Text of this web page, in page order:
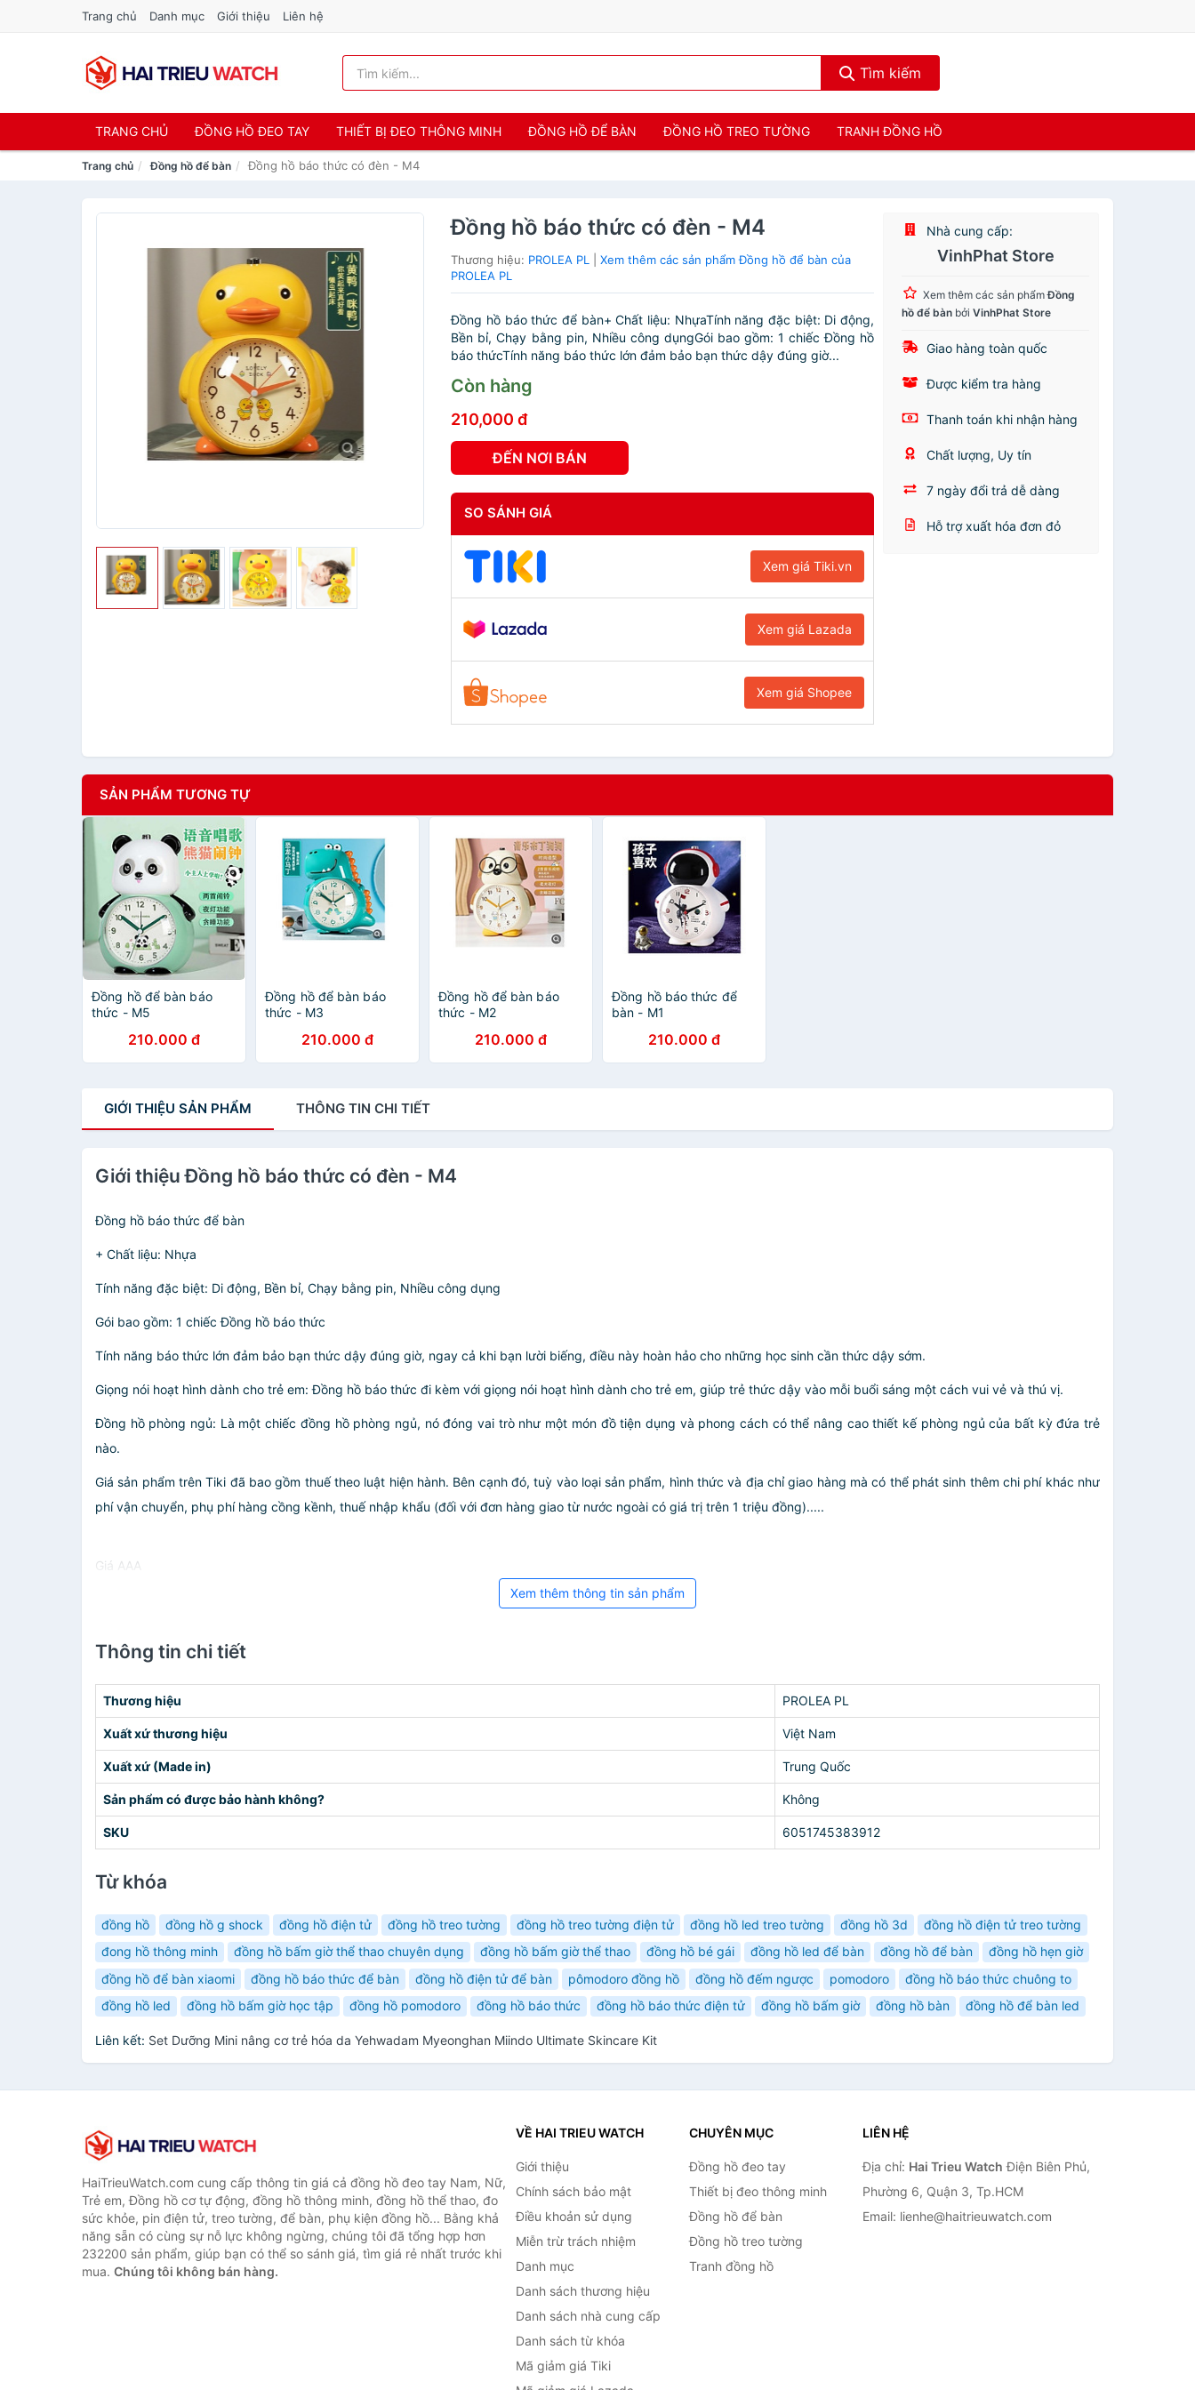
Trang chủ Danh mục Giới thiệu Liên hệ
Tìm kiếm
TRANG CHỦ ĐỒNG HỒ ĐEO TAY THIẾT BỊ ĐEO THÔNG MINH ĐỒNG HỒ ĐỂ BÀN ĐỒNG HỒ TREO TƯỜNG TRANH ĐỒNG HỒ
Trang chủ Đồng hồ để bàn Đồng hồ báo thức có đèn - M4
Đồng hồ báo thức có đèn - M4
Thương hiệu: PROLEA PL |Xem thêm các sản phẩm Đồng hồ để bàn của
PROLEA PL
Đồng hồ báo thức để bàn+ Chất liệu: NhựaTính năng đặc biệt: Di động,
Bền bỉ, Chạy bằng pin, Nhiều công dụngGói bao gồm: 1 chiếc Đồng hồ
báo thứcTính năng báo thức lớn đảm bảo bạn thức dậy đúng giờ...
Còn hàng
210,000 đ
ĐẾN NƠI BÁN
SO SÁNH GIÁ
Xem giá Tiki.vn
Xem giá Lazada
Xem giá Shopee
Nhà cung cấp:
VinhPhat Store
Xem thêm các sản phẩmĐồng
hồ để bàn bởiVinhPhat Store
Giao hàng toàn quốc
Được kiểm tra hàng
Thanh toán khi nhận hàng
Chất lượng, Uy tín
7 ngày đổi trả dễ dàng
Hỗ trợ xuất hóa đơn đỏ
SẢN PHẨM TƯƠNG TỰ
Đồng hồ để bàn báo
thức - M5
210.000 đ
Đồng hồ để bàn báo
thức - M3
210.000 đ
Đồng hồ để bàn báo
thức - M2
210.000 đ
Đồng hồ báo thức để
bàn - M1
210.000 đ
GIỚI THIỆU SẢN PHẨM THÔNG TIN CHI TIẾT
Giới thiệu Đồng hồ báo thức có đèn - M4
Đồng hồ báo thức để bàn
+ Chất liệu: Nhựa
Tính năng đặc biệt: Di động, Bền bỉ, Chạy bằng pin, Nhiều công dụng
Gói bao gồm: 1 chiếc Đồng hồ báo thức
Tính năng báo thức lớn đảm bảo bạn thức dậy đúng giờ, ngay cả khi bạn lười biếng, điều này hoàn hảo cho những học sinh cần thức dậy sớm.
Giọng nói hoạt hình dành cho trẻ em: Đồng hồ báo thức đi kèm với giọng nói hoạt hình dành cho trẻ em, giúp trẻ thức dậy vào mỗi buổi sáng một cách vui vẻ và thú vị.
Đồng hồ phòng ngủ: Là một chiếc đồng hồ phòng ngủ, nó đóng vai trò như một món đồ tiện dụng và phong cách có thể nâng cao thiết kế phòng ngủ của bất kỳ đứa trẻ
nào.
Giá sản phẩm trên Tiki đã bao gồm thuế theo luật hiện hành. Bên cạnh đó, tuỳ vào loại sản phẩm, hình thức và địa chỉ giao hàng mà có thể phát sinh thêm chi phí khác như
phí vận chuyển, phụ phí hàng cồng kềnh, thuế nhập khẩu (đối với đơn hàng giao từ nước ngoài có giá trị trên 1 triệu đồng).....
Giá AAA
Xem thêm thông tin sản phẩm
Thông tin chi tiết
Thương hiệu PROLEA PL
Xuất xứ thương hiệu Việt Nam
Xuất xứ (Made in) Trung Quốc
Sản phẩm có được bảo hành không? Không
SKU 6051745383912
Từ khóa
đồng hồ đồng hồ g shock đồng hồ điện tử đồng hồ treo tường đồng hồ treo tường điện tử đồng hồ led treo tường đồng hồ 3d
đồng hồ điện tử treo tường
đong hồ thông minh
đồng hồ bấm giờ thể thao chuyên dụng đồng hồ bấm giờ thể thao đồng hồ bé gái đồng hồ led để bàn đồng hồ để bàn
đồng hồ hẹn giờ
đồng hồ để bàn xiaomi
đồng hồ báo thức để bàn đồng hồ điện tử để bàn pômodoro đồng hồ đồng hồ đếm ngược pomodoro
đồng hồ báo thức chuông to
đồng hồ led
đồng hồ bấm giờ học tập đồng hồ pomodoro đồng hồ báo thức đồng hồ báo thức điện tử đồng hồ bấm giờ đồng hồ bàn đồng hồ để bàn led
Liên kết: Set Dưỡng Mini nâng cơ trẻ hóa da Yehwadam Myeonghan Miindo Ultimate Skincare Kit
HaiTrieuWatch.com cung cấp thông tin giá cả đồng hồ đeo tay Nam, Nữ,
Trẻ em, Đồng hồ cơ tự động, đồng hồ thông minh, đồng hồ thể thao, đo
sức khỏe, pin điện tử, treo tường, để bàn, phụ kiện đồng hồ... Bằng khả
năng sẵn có cùng sự nỗ lực không ngừng, chúng tôi đã tổng hợp hơn
232200 sản phẩm, giúp bạn có thể so sánh giá, tìm giá rẻ nhất trước khi
mua. Chúng tôi không bán hàng.
VỀ HAI TRIEU WATCH
Giới thiệu
Chính sách bảo mật
Điều khoản sử dụng
Miễn trừ trách nhiệm
Danh mục
Danh sách thương hiệu
Danh sách nhà cung cấp
Danh sách từ khóa
Mã giảm giá Tiki
CHUYÊN MỤC
Đồng hồ đeo tay
Thiết bị đeo thông minh
Đồng hồ để bàn
Đồng hồ treo tường
Tranh đồng hồ
LIÊN HỆ
Địa chỉ: Hai Trieu Watch Điện Biên Phủ,
Phường 6, Quận 3, Tp.HCM
Email: lienhe@haitrieuwatch.com